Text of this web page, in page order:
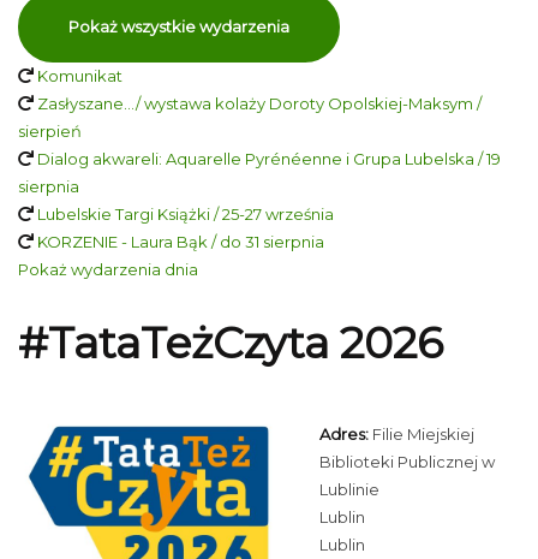
Pokaż wszystkie wydarzenia
Komunikat
Zasłyszane…/ wystawa kolaży Doroty Opolskiej-Maksym /
sierpień
Dialog akwareli: Aquarelle Pyrénéenne i Grupa Lubelska / 19
sierpnia
Lubelskie Targi Książki / 25-27 września
KORZENIE - Laura Bąk / do 31 sierpnia
Pokaż wydarzenia dnia
#TataTeżCzyta 2026
Adres: Filie Miejskiej
Biblioteki Publicznej w
Lublinie
Lublin
Lublin